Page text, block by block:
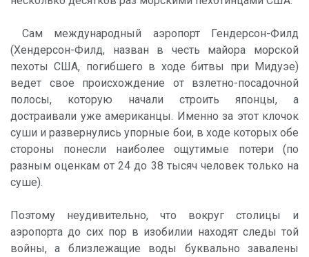
Сам международный аэропорт Гендерсон-Филд
(Хендерсон-Филд, назван в честь майора морской
пехоты США, погибшего в ходе битвы при Мидуэе)
ведет свое происхождение от взлетно-посадочной
полосы, которую начали строить японцы, а
достраивали уже американцы. Именно за этот клочок
суши и развернулись упорные бои, в ходе которых обе
стороны понесли наиболее ощутимые потери (по
разным оценкам от 24 до 38 тысяч человек только на
суше).
Поэтому неудивительно, что вокруг столицы и
аэропорта до сих пор в изобилии находят следы той
войны, а близлежащие воды буквально завалены